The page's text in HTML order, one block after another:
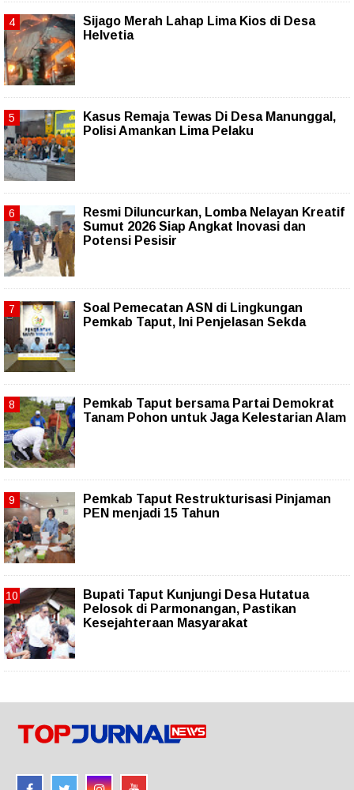
Sijago Merah Lahap Lima Kios di Desa
Helvetia
Kasus Remaja Tewas Di Desa Manunggal,
Polisi Amankan Lima Pelaku
Resmi Diluncurkan, Lomba Nelayan Kreatif
Sumut 2026 Siap Angkat Inovasi dan
Potensi Pesisir
Soal Pemecatan ASN di Lingkungan
Pemkab Taput, Ini Penjelasan Sekda
Pemkab Taput bersama Partai Demokrat
Tanam Pohon untuk Jaga Kelestarian Alam
Pemkab Taput Restrukturisasi Pinjaman
PEN menjadi 15 Tahun‎
Bupati Taput Kunjungi Desa Hutatua
Pelosok di Parmonangan, Pastikan
Kesejahteraan Masyarakat